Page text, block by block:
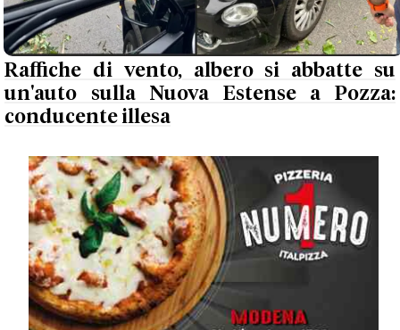
Raffiche di vento, albero si abbatte su
un'auto sulla Nuova Estense a Pozza:
conducente illesa